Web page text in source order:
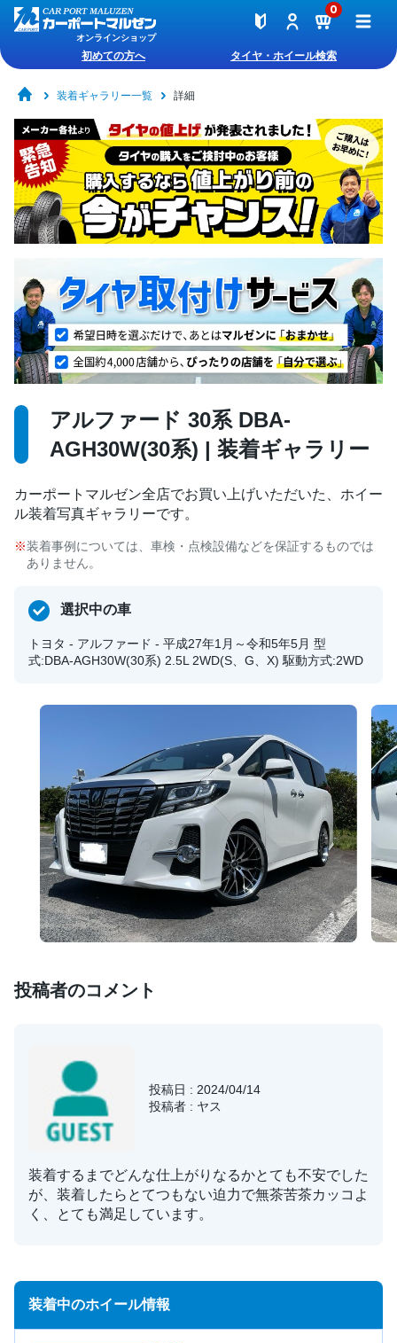
オンラインショップ
0
初めての方へ タイヤ・ホイール検索
装着ギャラリー一覧 詳細
アルファード 30系 DBA-
AGH30W(30系) | 装着ギャラリー
カーポートマルゼン全店でお買い上げいただいた、ホイー
ル装着写真ギャラリーです。
装着事例については、車検・点検設備などを保証するものでは
ありません。
選択中の車
トヨタ - アルファード - 平成27年1月～令和5年5月 型
式:DBA-AGH30W(30系) 2.5L 2WD(S、G、X) 駆動方式:2WD
投稿者のコメント
投稿日 : 2024/04/14
投稿者 : ヤス
装着するまでどんな仕上がりなるかとても不安でした
が、装着したらとてつもない迫力で無茶苦茶カッコよ
く、とても満足しています。
装着中のホイール情報